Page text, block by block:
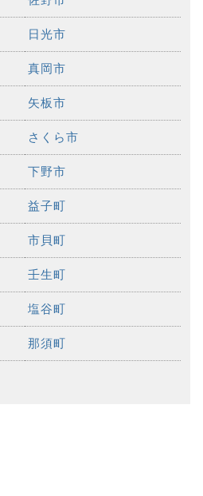
日光市
真岡市
矢板市
さくら市
下野市
益子町
市貝町
壬生町
塩谷町
那須町